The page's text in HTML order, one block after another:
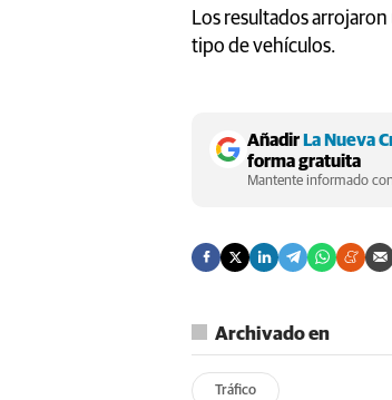
Los resultados arrojaron
tipo de vehículos.
Añadir La Nueva
forma gratuita
Mantente informado
Archivado en
Tráfico